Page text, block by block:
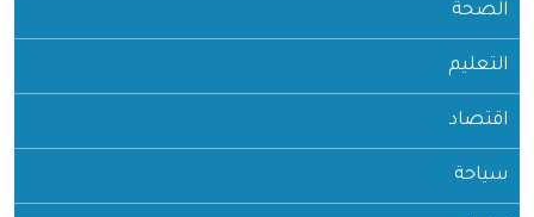
الصحة
التعليم
اقتصاد
سياحة